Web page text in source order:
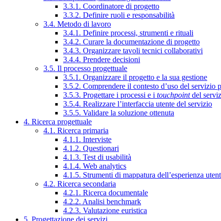
3.3.1. Coordinatore di progetto
3.3.2. Definire ruoli e responsabilità
3.4. Metodo di lavoro
3.4.1. Definire processi, strumenti e rituali
3.4.2. Curare la documentazione di progetto
3.4.3. Organizzare tavoli tecnici collaborativi
3.4.4. Prendere decisioni
3.5. Il processo progettuale
3.5.1. Organizzare il progetto e la sua gestione
3.5.2. Comprendere il contesto d’uso del servizio
3.5.3. Progettare i processi e i touchpointdel
3.5.4. Realizzare l’interfaccia utente del servizio
3.5.5. Validare la soluzione ottenuta
4. Ricerca progettuale
4.1. Ricerca primaria
4.1.1. Interviste
4.1.2. Questionari
4.1.3. Test di usabilità
4.1.4. Web analytics
4.1.5. Strumenti di mappatura dell’esperienza
4.2. Ricerca secondaria
4.2.1. Ricerca documentale
4.2.2. Analisi benchmark
4.2.3. Valutazione euristica
5. Progettazione dei servizi